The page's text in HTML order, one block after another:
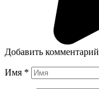
Добавить комментарий
Имя *